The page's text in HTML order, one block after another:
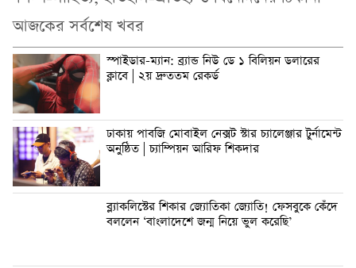
আজকের সর্বশেষ খবর
স্পাইডার-ম্যান: ব্র্যান্ড নিউ ডে ১ বিলিয়ন ডলারের
ক্লাবে | ২য় দ্রুততম রেকর্ড
ঢাকায় পাবজি মোবাইল নেক্সট স্টার চ্যালেঞ্জার টুর্নামেন্ট
অনুষ্ঠিত | চ্যাম্পিয়ন আরিফ শিকদার
ব্ল্যাকলিস্টের শিকার জ্যোতিকা জ্যোতি! ফেসবুকে কেঁদে
বললেন ‘বাংলাদেশে জন্ম নিয়ে ভুল করেছি’